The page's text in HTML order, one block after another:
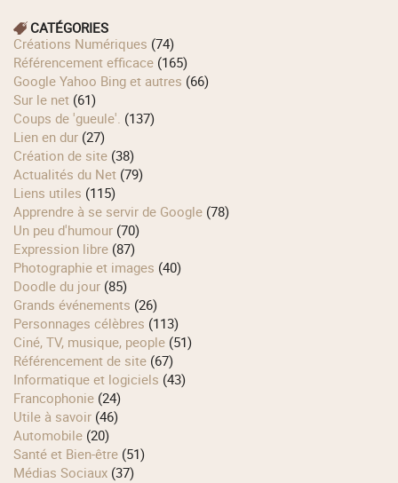
CATÉGORIES
Créations Numériques (74)
Référencement efficace (165)
Google Yahoo Bing et autres (66)
Sur le net (61)
Coups de 'gueule'. (137)
Lien en dur (27)
Création de site (38)
Actualités du Net (79)
Liens utiles (115)
Apprendre à se servir de Google (78)
Un peu d'humour (70)
Expression libre (87)
Photographie et images (40)
Doodle du jour (85)
Grands événements (26)
Personnages célèbres (113)
Ciné, TV, musique, people (51)
Référencement de site (67)
Informatique et logiciels (43)
Francophonie (24)
Utile à savoir (46)
Automobile (20)
Santé et Bien-être (51)
Médias Sociaux (37)